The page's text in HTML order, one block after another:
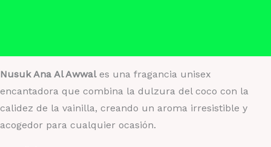
Nusuk Ana Al Awwales una fragancia unisex
encantadora que combina la dulzura del coco con la
calidez de la vainilla, creando un aroma irresistible y
acogedor para cualquier ocasión.